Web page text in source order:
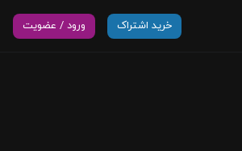
خرید اشتراک ورود / عضویت